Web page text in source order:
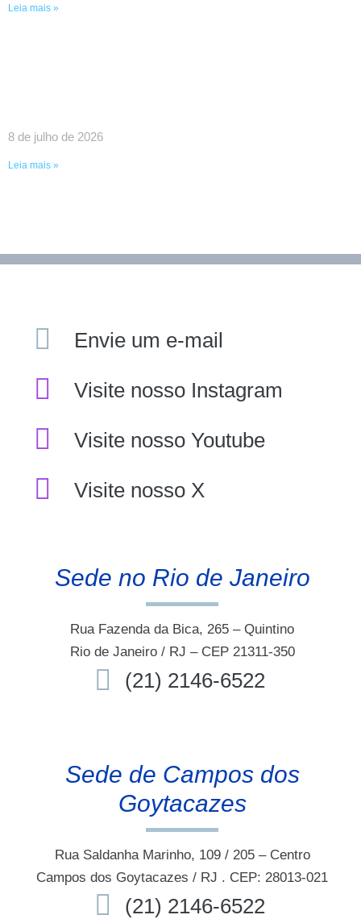
Leia mais »
8 de julho de 2026
Leia mais »
Envie um e-mail
Visite nosso Instagram
Visite nosso Youtube
Visite nosso X
Sede no Rio de Janeiro
Rua Fazenda da Bica, 265 – Quintino
Rio de Janeiro / RJ – CEP 21311-350
(21) 2146-6522
Sede de Campos dos
Goytacazes
Rua Saldanha Marinho, 109 / 205 – Centro
Campos dos Goytacazes / RJ . CEP: 28013-021
(21) 2146-6522